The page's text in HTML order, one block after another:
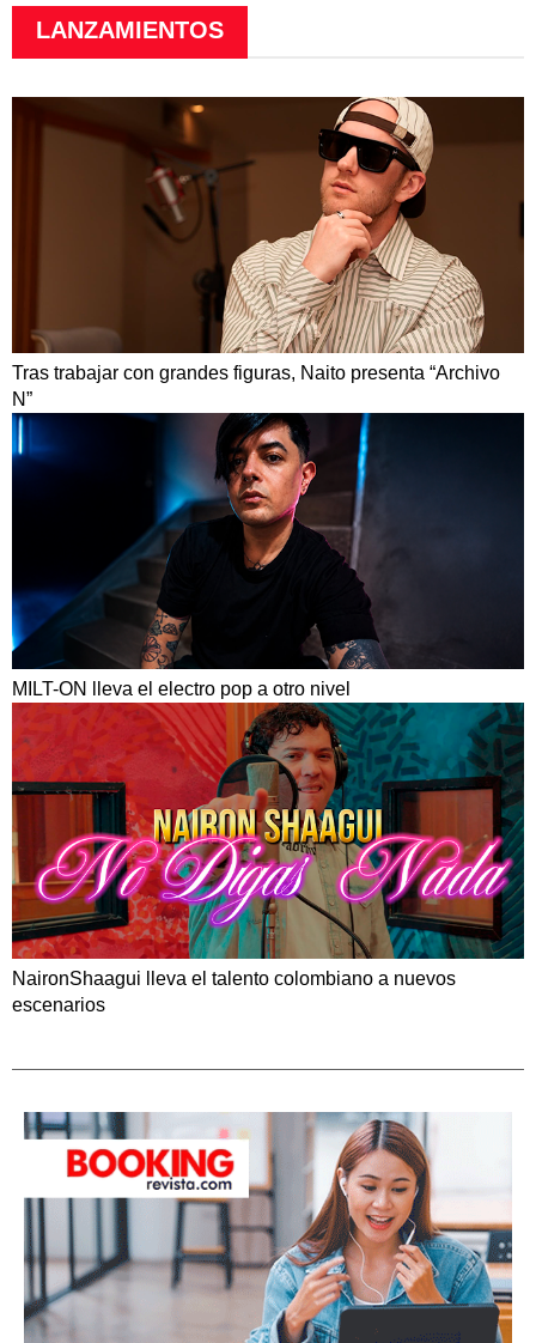
LANZAMIENTOS
Tras trabajar con grandes figuras, Naito presenta “Archivo
N”
MILT-ON lleva el electro pop a otro nivel
NaironShaagui lleva el talento colombiano a nuevos
escenarios